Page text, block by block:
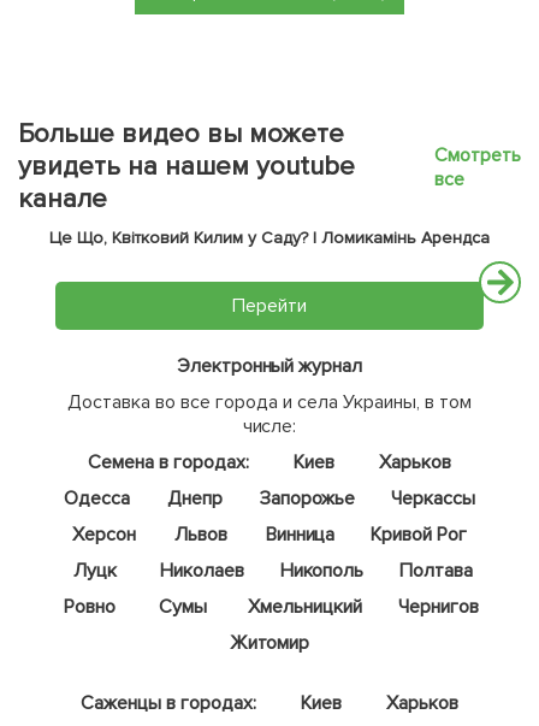
Больше видео вы можете
увидеть на нашем youtube
канале
Смотреть
все
Це Що, Квітковий Килим у Саду? | Ломикамінь Арендса
Перейти
Электронный журнал
Доставка во все города и села Украины, в том
числе:
Семена в городах:
Киев
Харьков
Одесса
Днепр Запорожье
Черкассы
Херсон
Львов Винница
Кривой Рог
Луцк
Николаев Никополь
Полтава
Ровно
Сумы Хмельницкий
Чернигов
Житомир
Саженцы в городах: Киев
Харьков